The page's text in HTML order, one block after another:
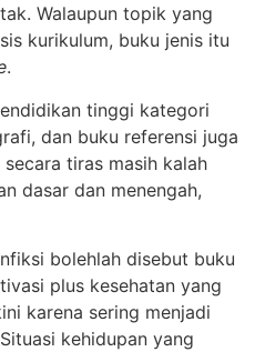
Walaupun topik yang
kurikulum, buku jenis itu
.
tinggi kategori
dan buku referensi juga
tiras masih kalah
dasar dan menengah,
bolehlah disebut buku
plus kesehatan yang
karena sering menjadi
kehidupan yang